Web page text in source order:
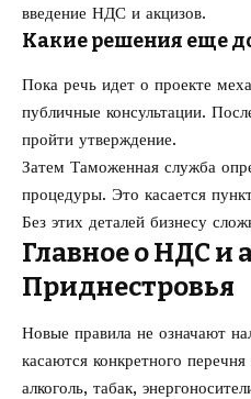
введение НДС и акцизов.
Какие решения еще
Пока речь идет о проекте
публичные консультации.
пройти утверждение.
Затем Таможенная служба
процедуры. Это касается
Без этих деталей бизнесу
Главное о НДС и
Приднестровья
Новые правила не означают
касаются конкретного
алкоголь, табак,